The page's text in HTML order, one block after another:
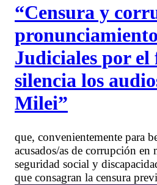
“Censura y
Judiciales por el
silencia los
Milei”
que, convenientemente para
acusados/as de corrupción en
seguridad social y
que consagran la censura